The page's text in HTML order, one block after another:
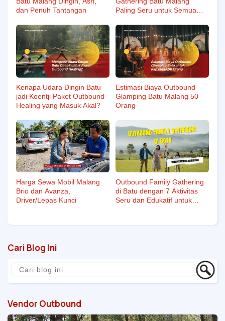
dan Penuh Tantangan
Paling Seru untuk Semua
Kenapa Udara Dingin Batu
jadi Koentji Paket Outbound
Healing yang Masuk Akal?
Estimasi Biaya Outbound
Glamping Batu Malang 50
Orang
Harga Sewa Mobil Malang
Brio dan Avanza,
Driver/Lepas Kunci
Outbound Family Gathering
di Batu dengan 7 Aktivitas
Seru dan Edukatif untuk
Cari Blog Ini
Vendor Outbound